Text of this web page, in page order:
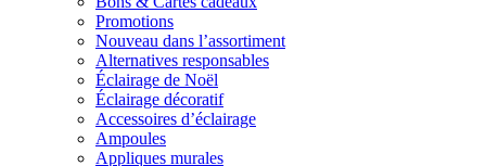
Promotions
Nouveau dans l’assortiment
Alternatives responsables
Éclairage de Noël
Éclairage décoratif
Accessoires d’éclairage
Ampoules
Appliques murales